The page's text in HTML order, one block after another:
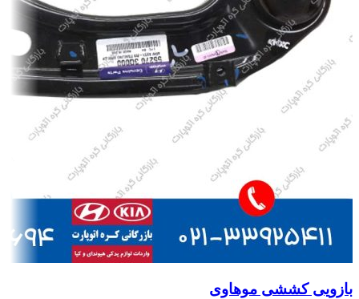
بازویی کششی موهاوی